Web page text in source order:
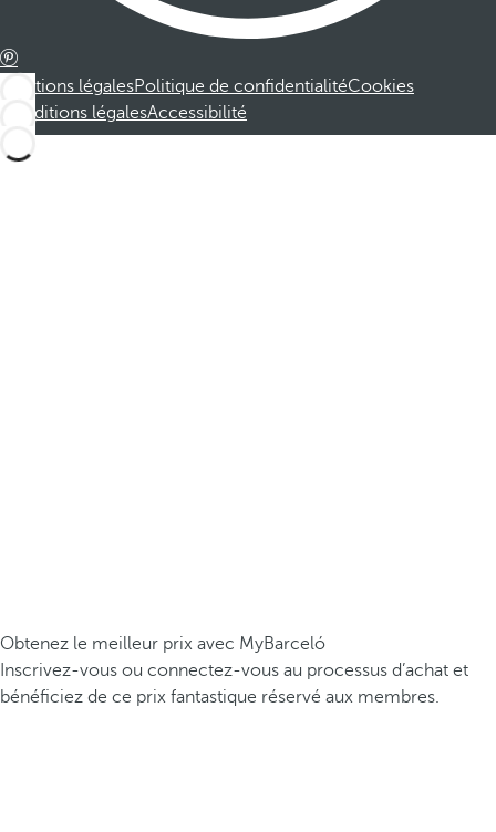
Mentions légalesPolitique de confidentialitéCookies
Conditions légalesAccessibilité
Obtenez le meilleur prix avec MyBarceló
Inscrivez-vous ou connectez-vous au processus d’achat et
bénéficiez de ce prix fantastique réservé aux membres.